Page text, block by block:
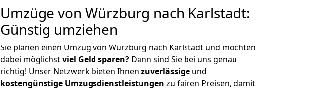
Umzüge von Würzburg nach Karlstadt:
Günstig umziehen
Sie planen einen Umzug von Würzburg nach Karlstadt und möchten
dabei möglichstviel Geld sparen? Dann sind Sie bei uns genau
richtig! Unser Netzwerk bieten Ihnen zuverlässige und
kostengünstige Umzugsdienstleistungen zu fairen Preisen, damit